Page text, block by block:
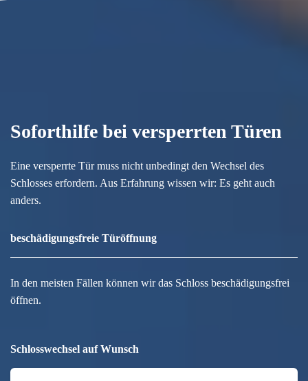
Soforthilfe bei versperrten Türen
Eine versperrte Tür muss nicht unbedingt den Wechsel des
Schlosses erfordern. Aus Erfahrung wissen wir: Es geht auch
anders.
beschädigungsfreie Türöffnung
In den meisten Fällen können wir das Schloss beschädigungsfrei
öffnen.
Schlosswechsel auf Wunsch